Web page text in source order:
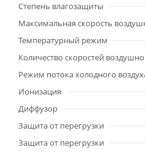
Степень влагозащиты
Максимальная скорость
Температурный режим
Количество скоростей
Режим потока холодного
Ионизация
Диффузор
Защита от перегрузки
Защита от перегрузки